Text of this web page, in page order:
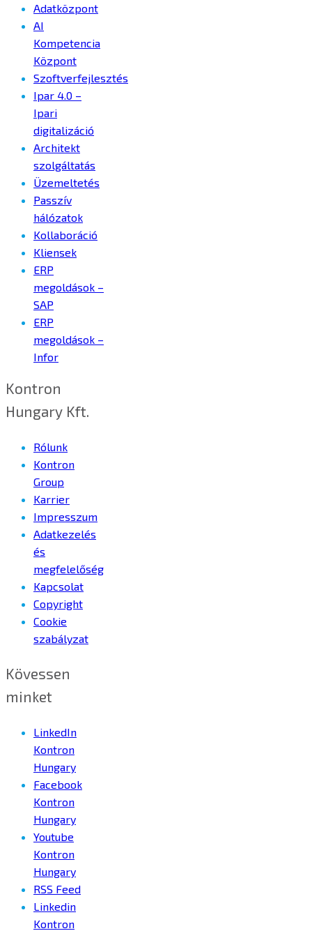
Adatközpont
AI
Kompetencia
Központ
Szoftverfejlesztés
Ipar 4.0 –
Ipari
digitalizáció
Architekt
szolgáltatás
Üzemeltetés
Passzív
hálózatok
Kollaboráció
Kliensek
ERP
megoldások –
SAP
ERP
megoldások –
Infor
Kontron
Hungary Kft.
Rólunk
Kontron
Group
Karrier
Impresszum
Adatkezelés
és
megfelelőség
Kapcsolat
Copyright
Cookie
szabályzat
Kövessen
minket
LinkedIn
Kontron
Hungary
Facebook
Kontron
Hungary
Youtube
Kontron
Hungary
RSS Feed
Linkedin
Kontron